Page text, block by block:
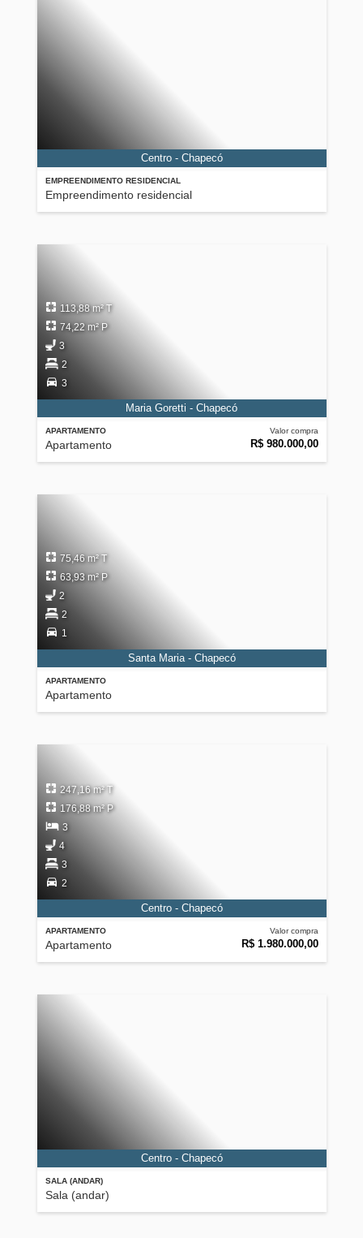
EMPREENDIMENTO RESIDENCIAL
Empreendimento residencial
Centro - Chapecó
APARTAMENTO
Apartamento
Valor compra
R$ 980.000,00
113,88 m² T
74,22 m² P
3
2
3
Maria Goretti - Chapecó
APARTAMENTO
Apartamento
75,46 m² T
63,93 m² P
2
2
1
Santa Maria - Chapecó
APARTAMENTO
Apartamento
Valor compra
R$ 1.980.000,00
247,16 m² T
176,88 m² P
3
4
3
2
Centro - Chapecó
SALA (ANDAR)
Sala (andar)
Centro - Chapecó